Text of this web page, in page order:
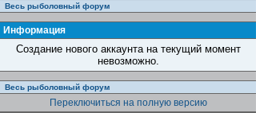
Весь рыболовный форум
Информация
Создание нового аккаунта на текущий момент
невозможно.
Весь рыболовный форум
Переключиться на полную версию